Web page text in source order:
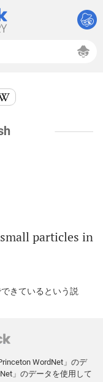
smallparticles in
きているという説
WordNet」のデ
」のデータを使用して